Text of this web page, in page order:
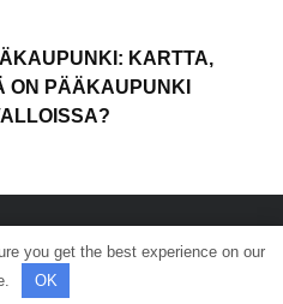
KARTTA,
ON PÄÄKAUPUNKI
pidätetään.
you get the best experience on our
OK